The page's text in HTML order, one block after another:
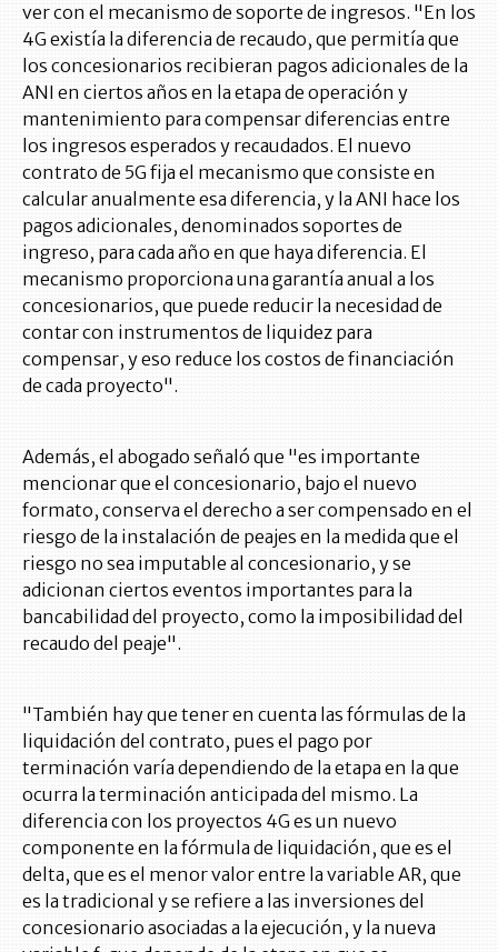
ver con el mecanismo de soporte de ingresos. "En los
4G existía la diferencia de recaudo, que permitía que
los concesionarios recibieran pagos adicionales de la
ANI en ciertos años en la etapa de operación y
mantenimiento para compensar diferencias entre
los ingresos esperados y recaudados. El nuevo
contrato de 5G fija el mecanismo que consiste en
calcular anualmente esa diferencia, y la ANI hace los
pagos adicionales, denominados soportes de
ingreso, para cada año en que haya diferencia. El
mecanismo proporciona una garantía anual a los
concesionarios, que puede reducir la necesidad de
contar con instrumentos de liquidez para
compensar, y eso reduce los costos de financiación
de cada proyecto".
Además, el abogado señaló que "es importante
mencionar que el concesionario, bajo el nuevo
formato, conserva el derecho a ser compensado en el
riesgo de la instalación de peajes en la medida que el
riesgo no sea imputable al concesionario, y se
adicionan ciertos eventos importantes para la
bancabilidad del proyecto, como la imposibilidad del
recaudo del peaje".
"También hay que tener en cuenta las fórmulas de la
liquidación del contrato, pues el pago por
terminación varía dependiendo de la etapa en la que
ocurra la terminación anticipada del mismo. La
diferencia con los proyectos 4G es un nuevo
componente en la fórmula de liquidación, que es el
delta, que es el menor valor entre la variable AR, que
es la tradicional y se refiere a las inversiones del
concesionario asociadas a la ejecución, y la nueva